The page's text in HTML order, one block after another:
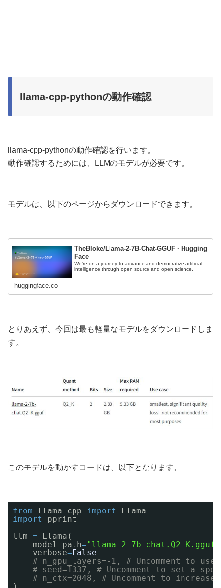
llama-cpp-pythonの動作確認
llama-cpp-pythonの動作確認を行います。
動作確認するためには、LLMのモデルが必要です。
モデルは、以下のページからダウンロードできます。
TheBloke/Llama-2-7B-Chat-GGUF · Hugging
Face
We’re on a journey to advance and democratize artificial
intelligence through open source and open science.
huggingface.co
とりあえず、今回は最も軽量なモデルをダウンロードしま
す。
このモデルを動かすコードは、以下となります。
from llama_cpp import
Llama
import
pprint
llm =
Llama(
model_path="llama-2-7b-chat.Q2_K.gguf"
verbose=False
# n_gpu_layers=-1, # Uncomment to use
# seed=1337, # Uncomment to set a
# n_ctx=2048, # Uncomment to